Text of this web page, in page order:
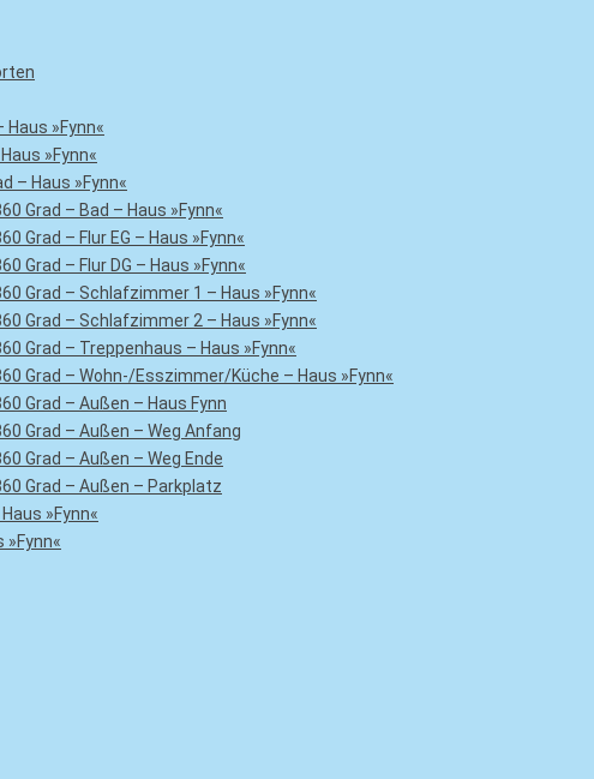
»Fynn«
»Fynn«
– Haus »Fynn«
Grad – Bad – Haus »Fynn«
Grad – Flur EG – Haus »Fynn«
Grad – Flur DG – Haus »Fynn«
Grad – Schlafzimmer 1 – Haus »Fynn«
Grad – Schlafzimmer 2 – Haus »Fynn«
Grad – Treppenhaus – Haus »Fynn«
Grad – Wohn-/Esszimmer/Küche – Haus »Fynn«
Grad – Außen – Haus Fynn
Grad – Außen – Weg Anfang
Grad – Außen – Weg Ende
Grad – Außen – Parkplatz
»Fynn«
»Fynn«